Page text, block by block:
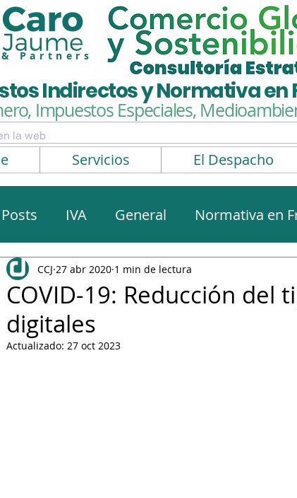
Indirectos y Normativa en
Impuestos Especiales,
& Partners
Servicios El Despacho
IVA General Normativa en
noticias Normativa aduanera
COVID-19: Reducción del
digitales
CCJ 27 abr 2020 1 min de lectura
Actualizado: 27 oct 2023